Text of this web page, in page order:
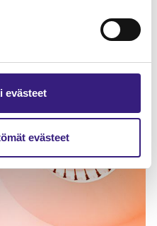
evästeet
evästeet